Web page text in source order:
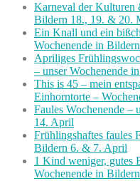
Karneval der Kulturen
Bildern 18., 19. & 20.
Ein Knall und ein
Wochenende in
Apriliges
– unser Wochenende
This is 45 – mein
Einhorntorte –
Faules Wochenende –
14. April
Frühlingshaftes faules
Bildern 6. & 7. April
1 Kind weniger, gutes
Wochenende in